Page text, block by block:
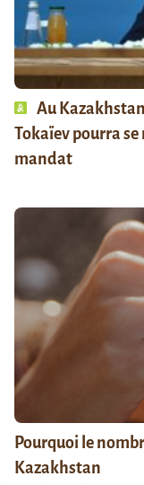
Au
Tokaïev pourra
mandat
Pourquoi le
Kazakhstan